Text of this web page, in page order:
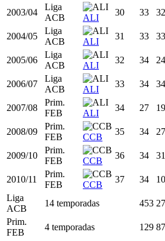
2001/02
Liga
ACB
RMA
28 32 22
EuroLiga
RMA
2002/03
Liga
ACB
RMA
29 34 18
2003/04
Liga
ACB
ALI
30 33 32
2004/05
Liga
ACB
ALI
31 33 33
2005/06
Liga
ACB
ALI
32 34 24
2006/07
Liga
ACB
ALI
33 34 34
2007/08
Prim.
FEB
ALI
27 19
2008/09
Prim.
FEB
CCB
34 27